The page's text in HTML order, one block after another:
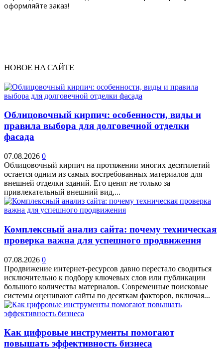
оформляйте заказ!
НОВОЕ НА САЙТЕ
Облицовочный кирпич: особенности, виды и
правила выбора для долговечной отделки
фасада
07.08.2026 0
Облицовочный кирпич на протяжении многих десятилетий
остается одним из самых востребованных материалов для
внешней отделки зданий. Его ценят не только за
привлекательный внешний вид,...
Комплексный анализ сайта: почему техническая
проверка важна для успешного продвижения
07.08.2026 0
Продвижение интернет-ресурсов давно перестало сводиться
исключительно к подбору ключевых слов или публикации
большого количества материалов. Современные поисковые
системы оценивают сайты по десяткам факторов, включая...
Как цифровые инструменты помогают
повышать эффективность бизнеса